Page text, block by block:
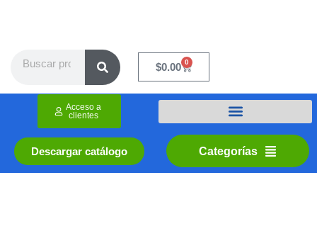
$0.00 0
Cart
Categorías
Descargar catálogo
Acceso a
clientes